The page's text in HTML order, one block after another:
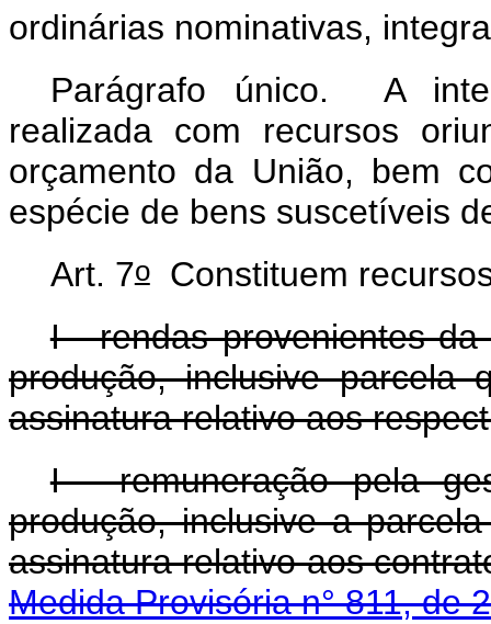
ordinárias nominativas,
Parágrafo único. A
realizada com recursos
orçamento da União, bem
espécie de bens suscetíveis
Art. 7oConstituem
I - rendas provenientes
produção, inclusive
assinatura relativo aos
I - remuneração pela
produção, inclusive a
assinatura relativo
Medida Provisória n° 811, de